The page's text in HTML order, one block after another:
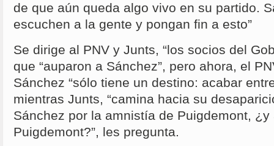
de que aún queda algo vivo en su partido.
escuchen a la gente y pongan fin a esto”
Se dirige al PNV y Junts, “los socios del
que “auparon a Sánchez”, pero ahora, el
Sánchez “sólo tiene un destino: acabar
mientras Junts, “camina hacia su
Sánchez por la amnistía de Puigdemont,
Puigdemont?”, les pregunta.